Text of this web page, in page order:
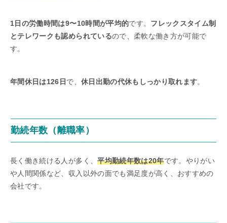
1日の労働時間は9〜10時間が平均的です。 フレックスタイム制
とテレワークも認められているので、柔軟な働き方が可能で
す。
年間休日は126日 で、 休日出勤の代休もしっかり取れます。
勤続年数（離職率）
長く働き続ける人が多く、平均勤続年数は20年です。やりがい
や人間関係など、収入以外の面でも満足度が高く、おすすめの
会社です。